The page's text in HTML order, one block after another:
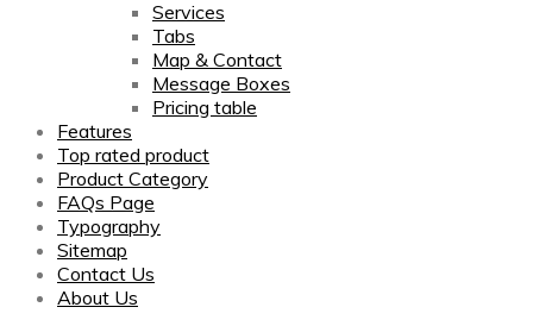
Services
Tabs
Map & Contact
Message Boxes
Pricing table
Features
Top rated product
Product Category
FAQs Page
Typography
Sitemap
Contact Us
About Us